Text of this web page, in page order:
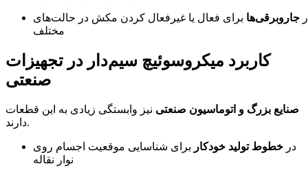
جاروبرقی‌ها برای فعال یا غیرفعال کردن مکش در حالت‌های
مختلف
کاربرد میکروسوئیچ سیم‌دار در تجهیزات
صنعتی
صنایع بزرگ و اتوماسیون صنعتی نیز وابستگی زیادی به این قطعات
دارند.
در خطوط تولید خودکار برای شناسایی موقعیت اجسام روی
نوار نقاله